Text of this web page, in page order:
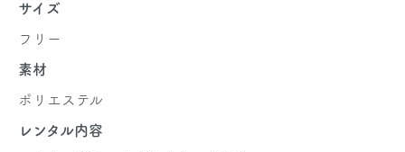
サイズ
フリー
素材
ポリエステル
レンタル内容